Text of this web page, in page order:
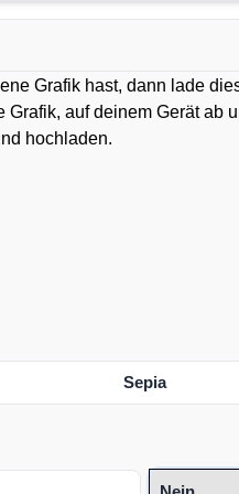
Grafik hast, dann lade
auf deinem Gerät
hochladen.
Sepia